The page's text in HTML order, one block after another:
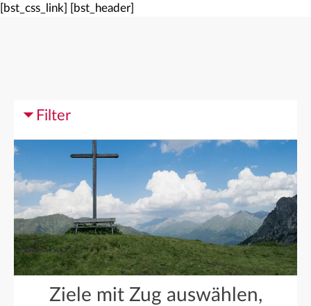
[bst_css_link] [bst_header]
Filter
Ziele mit Zug auswählen,